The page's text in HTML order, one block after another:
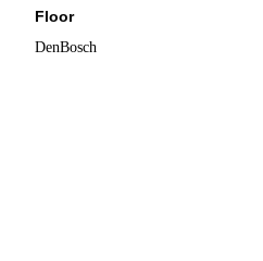
Floor
DenBosch